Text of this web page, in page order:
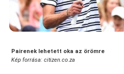
Pairenek lehetett oka az örömre
Kép forrása: citizen.co.za